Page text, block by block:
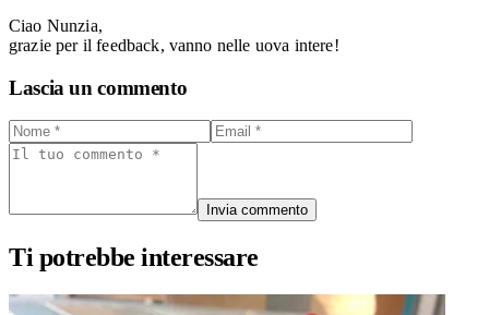
Ciao Nunzia,
grazie per il feedback, vanno nelle uova intere!
Lascia un commento
Invia commento
Ti potrebbe interessare